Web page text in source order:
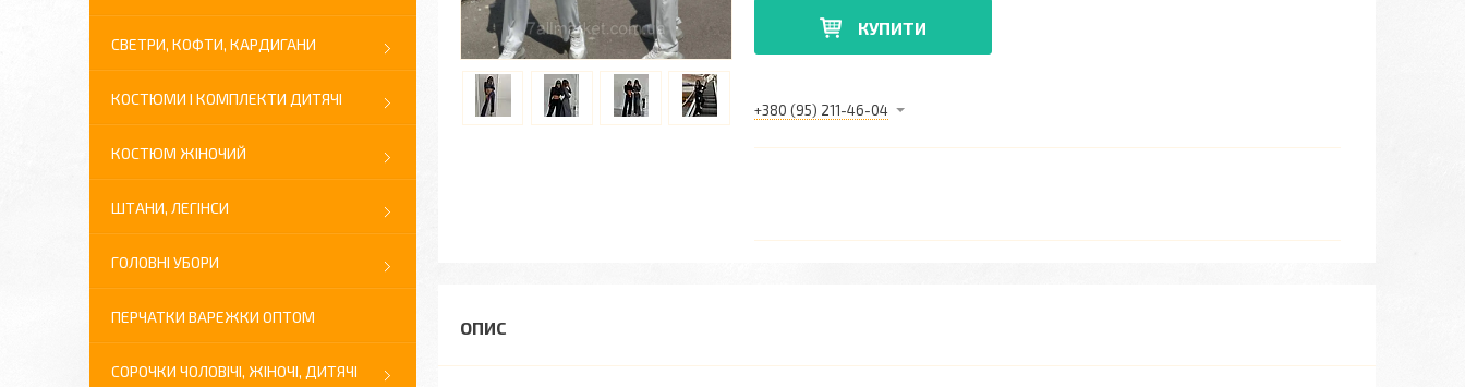
КУПИТИ
+380 (95) 211-46-04
СВЕТРИ, КОФТИ, КАРДИГАНИ
КОСТЮМИ І КОМПЛЕКТИ ДИТЯЧІ
КОСТЮМ ЖІНОЧИЙ
ШТАНИ, ЛЕГІНСИ
ГОЛОВНІ УБОРИ
ПЕРЧАТКИ ВАРЕЖКИ ОПТОМ
СОРОЧКИ ЧОЛОВІЧІ, ЖІНОЧІ, ДИТЯЧІ